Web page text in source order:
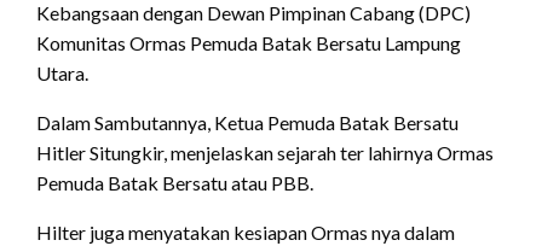
Kebangsaan dengan Dewan Pimpinan Cabang (DPC)
Komunitas Ormas Pemuda Batak Bersatu Lampung
Utara.
Dalam Sambutannya, Ketua Pemuda Batak Bersatu
Hitler Situngkir, menjelaskan sejarah ter lahirnya Ormas
Pemuda Batak Bersatu atau PBB.
Hilter juga menyatakan kesiapan Ormas nya dalam